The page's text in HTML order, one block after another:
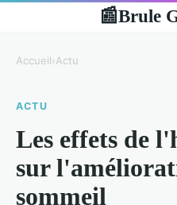
📰Brule
Accueil›Actu
ACTU
Les effets de
sur
sommeil